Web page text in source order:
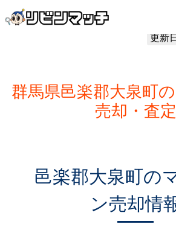
更新
群馬県邑楽郡大泉町
売却・査定
邑楽郡大泉町の
ン売却情